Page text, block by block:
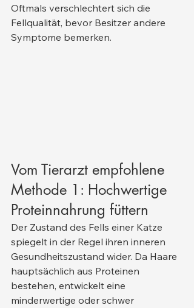
Oftmals verschlechtert sich die
Fellqualität, bevor Besitzer andere
Symptome bemerken.
Vom Tierarzt empfohlene
Methode 1: Hochwertige
Proteinnahrung füttern
Der Zustand des Fells einer Katze
spiegelt in der Regel ihren inneren
Gesundheitszustand wider. Da Haare
hauptsächlich aus Proteinen
bestehen, entwickelt eine
minderwertige oder schwer